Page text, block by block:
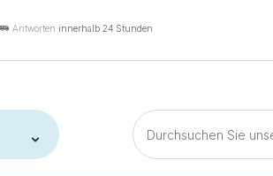
Antworten innerhalb 24 Stunden